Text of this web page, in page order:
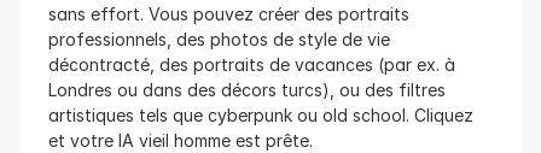
sans effort. Vous pouvez créer des portraits
professionnels, des photos de style de vie
décontracté, des portraits de vacances (par ex. à
Londres ou dans des décors turcs), ou des filtres
artistiques tels que cyberpunk ou old school. Cliquez
et votre IA vieil homme est prête.